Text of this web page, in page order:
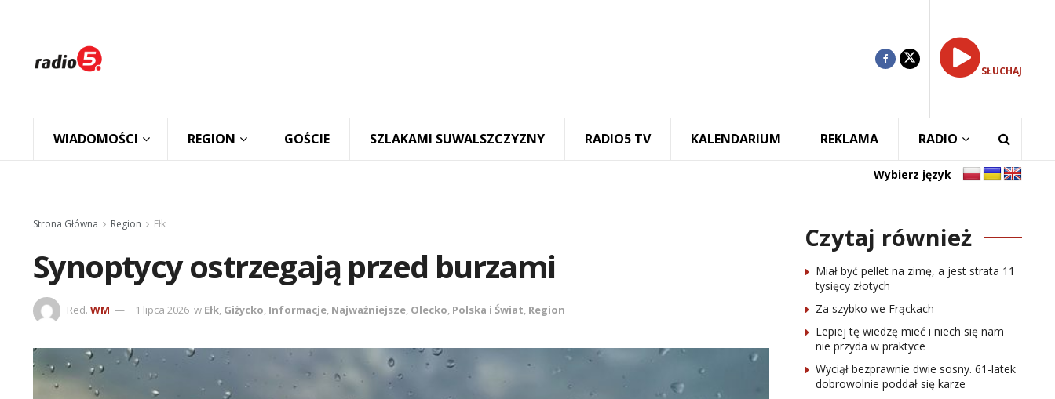
SŁUCHAJ
WIADOMOŚCI REGION GOŚCIE SZLAKAMI SUWALSZCZYZNY RADIO5 TV KALENDARIUM REKLAMA RADIO
Wybierz język
Strona Główna Region Ełk
Synoptycy ostrzegają przed burzami
Red. WM 1 lipca 2026 w Ełk, Giżycko, Informacje, Najważniejsze, Olecko, Polska i Świat, Region
Czytaj również
Miał być pellet na zimę, a jest strata 11
tysięcy złotych
Za szybko we Frąckach
Lepiej tę wiedzę mieć i niech się nam
nie przyda w praktyce
Wyciął bezprawnie dwie sosny. 61-latek
dobrowolnie poddał się karze